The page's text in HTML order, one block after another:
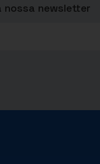
nossa newsletter